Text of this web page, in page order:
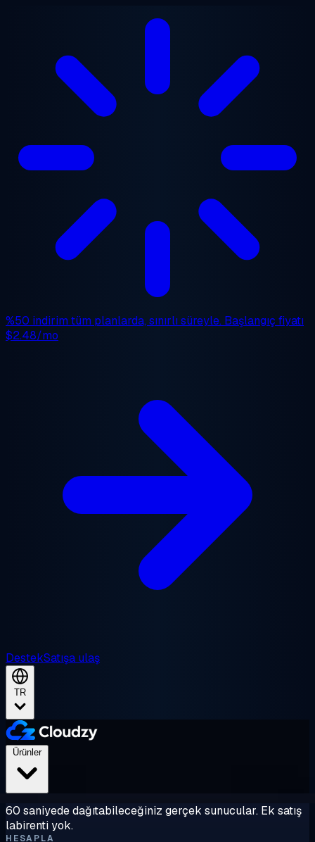
%50 indirim tüm planlarda, sınırlı süreyle. Başlangıç fiyatı
$2.48/mo
DestekSatışa ulaş
TR
Ürünler
60 saniyede dağıtabileceğiniz gerçek sunucular. Ek satış
labirenti yok.
HESAPLA